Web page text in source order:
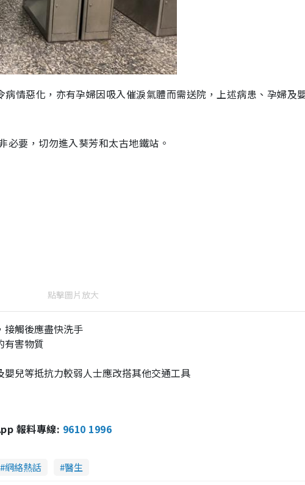
情惡化，亦有孕婦因吸入催淚氣體而需送院，上述病患、孕婦及
必要，切勿進入葵芳和太古地鐵站。
點擊圖片放大
接觸後應盡快洗手
有害物質
兒等抵抗力較弱人士應改搭其他交通工具
報料專線: 9610 1996
網絡熱話 醫生